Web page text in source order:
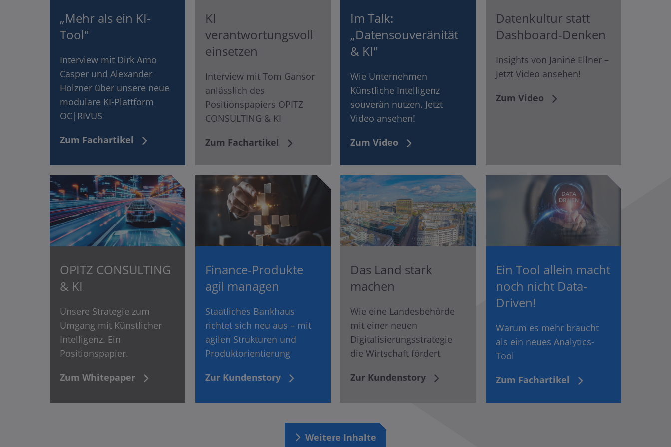
„Mehr als ein KI-
Tool"
Interview mit Dirk Arno
Casper und Alexander
Holzner über unsere neue
modulare KI-Plattform
OC|RIVUS
Zum Fachartikel
KI
verantwortungsvoll
einsetzen
Interview mit Tom Gansor
anlässlich des
Positionspapiers OPITZ
CONSULTING & KI
Zum Fachartikel
Im Talk:
„Datensouveränität
& KI"
Wie Unternehmen
Künstliche Intelligenz
souverän nutzen. Jetzt
Video ansehen!
Zum Video
Datenkultur statt
Dashboard-Denken
Insights von Janine Ellner –
Jetzt Video ansehen!
Zum Video
OPITZ CONSULTING
& KI
Unsere Strategie zum
Umgang mit Künstlicher
Intelligenz. Ein
Positionspapier.
Zum Whitepaper
Finance-Produkte
agil managen
Staatliches Bankhaus
richtet sich neu aus – mit
agilen Strukturen und
Produktorientierung
Zur Kundenstory
Das Land stark
machen
Wie eine Landesbehörde
mit einer neuen
Digitalisierungsstrategie
die Wirtschaft fördert
Zur Kundenstory
Ein Tool allein macht
noch nicht Data-
Driven!
Warum es mehr braucht
als ein neues Analytics-
Tool
Zum Fachartikel
Weitere Inhalte